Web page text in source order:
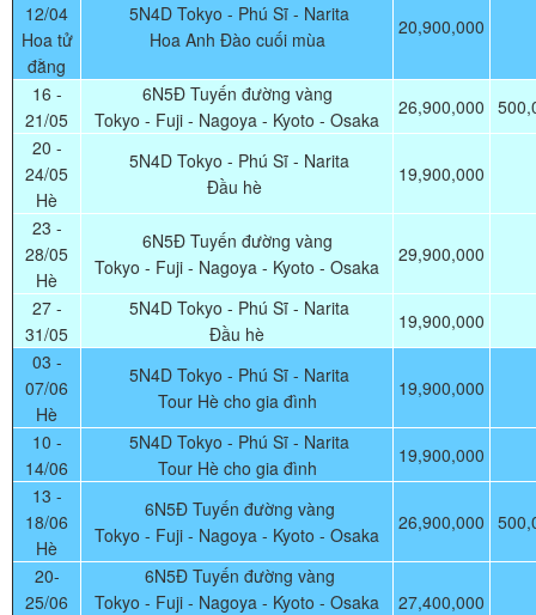
12/04
Hoa tử
đằng
5N4D Tokyo - Phú Sĩ - Narita
Hoa Anh Đào cuối mùa
20,900,000
16 -
21/05
6N5Đ Tuyến đường vàng
Tokyo - Fuji - Nagoya - Kyoto - Osaka
26,900,000
20 -
24/05
Hè
5N4D Tokyo - Phú Sĩ - Narita
Đầu hè
19,900,000
23 -
28/05
Hè
6N5Đ Tuyến đường vàng
Tokyo - Fuji - Nagoya - Kyoto - Osaka
29,900,000
27 -
31/05
5N4D Tokyo - Phú Sĩ - Narita
Đầu hè
19,900,000
03 -
07/06
Hè
5N4D Tokyo - Phú Sĩ - Narita
Tour Hè cho gia đình
19,900,000
10 -
14/06
5N4D Tokyo - Phú Sĩ - Narita
Tour Hè cho gia đình
19,900,000
13 -
18/06
Hè
6N5Đ Tuyến đường vàng
Tokyo - Fuji - Nagoya - Kyoto - Osaka
26,900,000
20-
25/06
6N5Đ Tuyến đường vàng
Tokyo - Fuji - Nagoya - Kyoto - Osaka
27,400,000